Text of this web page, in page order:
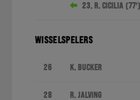
23. R. Cicilia (77')
WISSELSPELERS
26 K. Bucker
28 R. Jalving